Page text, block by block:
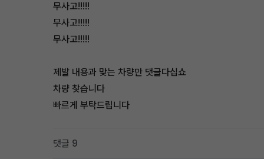
무사고!!!!!
무사고!!!!!
무사고!!!!!
제발 내용과 맞는 차량만 댓글다십쇼
차량 찾습니다
빠르게 부탁드립니다
댓글 9